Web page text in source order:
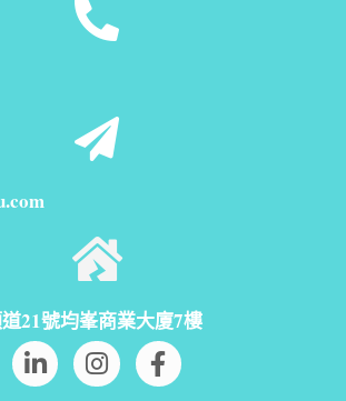
21號均峯商業大廈7樓